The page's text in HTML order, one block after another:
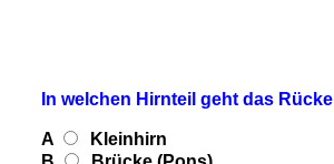
In welchen Hirnteil geht das
A
Kleinhirn